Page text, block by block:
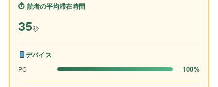
⏱ 読者の平均滞在時間
35秒
デバイス
PC 100%